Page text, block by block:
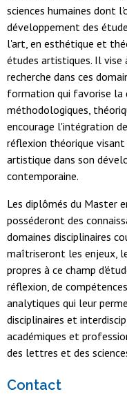
sciences humaines dont
développement des
l'art, en esthétique et
études artistiques. Il vise
recherche dans ces
formation qui favorise la
méthodologiques,
encourage l'intégration
réflexion théorique
artistique dans son
contemporaine.
Les diplômés du Master
posséderont des
domaines disciplinaires
maîtriseront les enjeux,
propres à ce champ
réflexion, de
analytiques qui leur
disciplinaires et
académiques et
des lettres et des
Contact